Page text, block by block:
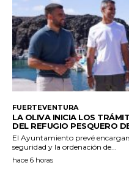
FUERTEVENTURA
LA OLIVA INICIA LOS
DEL REFUGIO PESQUERO
El Ayuntamiento prevé
seguridad y la ordenación de...
hace 6 horas